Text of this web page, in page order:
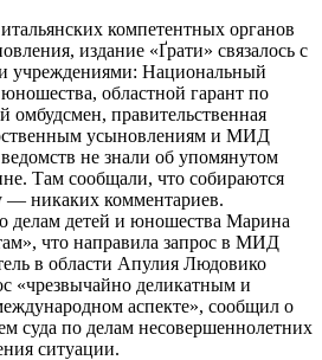
компетентных органов
издание «Ґрати» связалось с
учреждениями: Национальный
областной гарант по
омбудсмен, правительственная
усыновлениям и МИД
не знали об упомянутом
Там сообщали, что собираются
— никаких комментариев.
делам детей и юношества Марина
что направила запрос в МИД
в области Апулия Людовико
«чрезвычайно деликатным и
аспекте», сообщил о
суда по делам несовершеннолетних
ситуации.